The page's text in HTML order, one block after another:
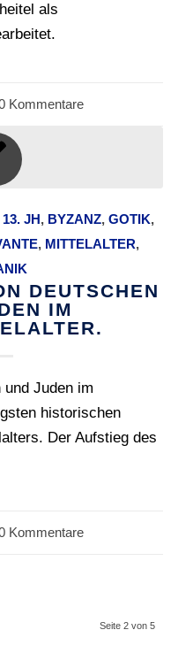
als
Kommentare
13. JH, BYZANZ, GOTIK,
, MITTELALTER,
DEUTSCHEN
IM
und Juden im
historischen
Der Aufstieg des
Kommentare
Seite 2 von 5